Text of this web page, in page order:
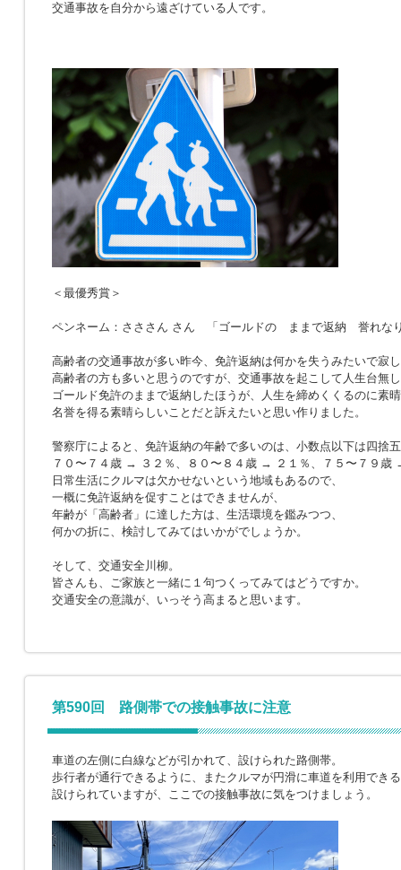
交通事故を自分から遠ざけている人です。
＜最優秀賞＞
ペンネーム：さささん さん 「ゴールドの ままで返納 誉れな
高齢者の交通事故が多い昨今、免許返納は何かを失うみたいで寂
高齢者の方も多いと思うのですが、交通事故を起こして人生台無
ゴールド免許のままで返納したほうが、人生を締めくくるのに素
名誉を得る素晴らしいことだと訴えたいと思い作りました。
警察庁によると、免許返納の年齢で多いのは、小数点以下は四捨
７０〜７４歳 → ３２％、８０〜８４歳 → ２１％、７５〜７９歳
日常生活にクルマは欠かせないという地域もあるので、
一概に免許返納を促すことはできませんが、
年齢が「高齢者」に達した方は、生活環境を鑑みつつ、
何かの折に、検討してみてはいかがでしょうか。
そして、交通安全川柳。
皆さんも、ご家族と一緒に１句つくってみてはどうですか。
交通安全の意識が、いっそう高まると思います。
第590回 路側帯での接触事故に注意
車道の左側に白線などが引かれて、設けられた路側帯。
歩行者が通行できるように、またクルマが円滑に車道を利用でき
設けられていますが、ここでの接触事故に気をつけましょう。